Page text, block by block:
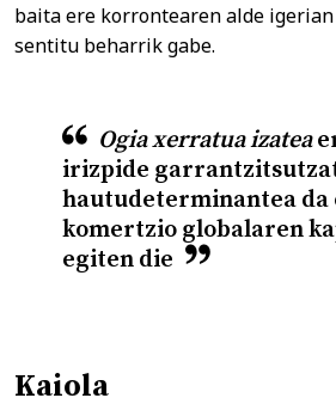
baita ere korrontearen alde
sentitu beharrik gabe.
Ogia xerratua izatea
irizpide
hautudeterminantea
komertzio globalaren
egiten die
Kaiola